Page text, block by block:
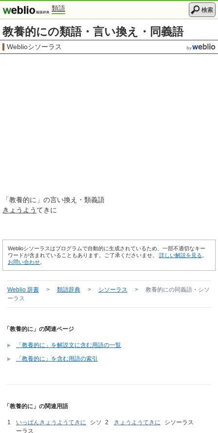
類語 検索
教養的にの類語・言い換え・同義語
Weblioシソーラス
「教養的に 」の言い換え・類義語
きょうよう てきに
Weblioシソーラスはプログラムで自動的に生成されているため、一部不適切なキー
ワードが含まれていることもあります。ご了承くださいませ。 詳しい解説を見る
お問い合わせ
Weblio 辞書 > 類語辞典 > シソーラス > 教養的にの同義語・シソ
ーラス
「教養的に」の関連ページ
「教養的に」を解説文に含む用語の一覧
「教養的に」を含む用語の索引
「教養的に」の関連用語
いっぱんきょうようてきに
シソ
ーラス
きょうようてきに シソーラス